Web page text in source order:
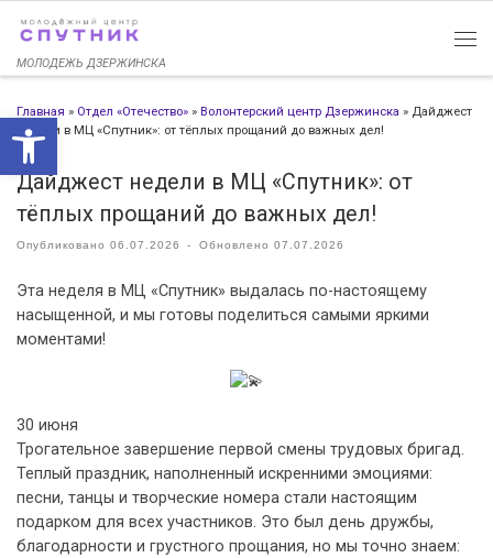
Открыть панель
Перейти к содержимому
МОЛОДЕЖЬ ДЗЕРЖИНСКА
Главная » Отдел «Отечество» » Волонтерский центр Дзержинска » Дайджест
недели в МЦ «Спутник»: от тёплых прощаний до важных дел!
Дайджест недели в МЦ «Спутник»: от
тёплых прощаний до важных дел!
Опубликовано 06.07.2026 - Обновлено 07.07.2026
Эта неделя в МЦ «Спутник» выдалась по-настоящему
насыщенной, и мы готовы поделиться самыми яркими
моментами!
30 июня
Трогательное завершение первой смены трудовых бригад.
Теплый праздник, наполненный искренними эмоциями:
песни, танцы и творческие номера стали настоящим
подарком для всех участников. Это был день дружбы,
благодарности и грустного прощания, но мы точно знаем: